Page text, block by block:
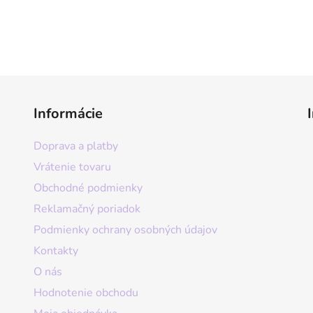
Informácie
Doprava a platby
Vrátenie tovaru
Obchodné podmienky
Reklamačný poriadok
Podmienky ochrany osobných údajov
Kontakty
O nás
Hodnotenie obchodu